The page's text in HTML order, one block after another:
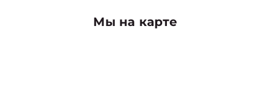
Мы на карте